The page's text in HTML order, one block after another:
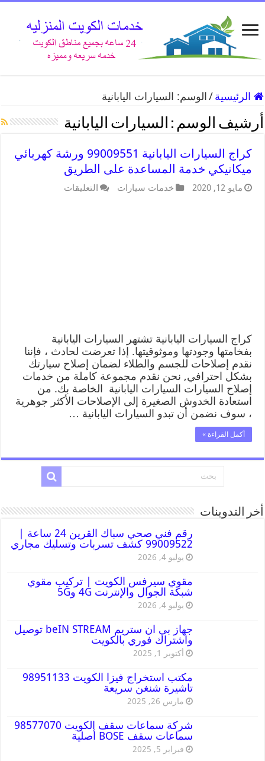
الرئيسية / الوسم: السيارات اليابانية
أرشيف الوسم : السيارات اليابانية
كراج السيارات اليابانية 99009551 ورشة كهربائي
ميكانيكي خدمة المساعدة على الطريق
مايو 12, 2020 خدمات سيارات التعليقات
كراج السيارات اليابانية تشتهر السيارات اليابانية
بفخامتها وجودتها وموثوقيتها. إذا تعرضت لحادث ، فإننا
نقدم إصلاحات للجسم والطلاء لضمان إصلاح سيارتك
بشكل احترافي, نحن نقدم مجموعة كاملة من خدمات
إصلاح السيارات السيارات اليابانية الخاصة بك. من
استعادة الخدوش الصغيرة إلى الإصلاحات الأكثر جوهرية
، سوف نضمن أن تبدو السيارات اليابانية …
أكمل القراءة »
أخر التدوينات
رقم فني صحي سباك القرين 24 ساعة |
99009522 كشف تسربات وتسليك مجاري
يوليو 4, 2026
مقوي سيرفس الكويت | تركيب مقوي
شبكة الجوال والإنترنت 4G و5G
يوليو 4, 2026
جهاز بي ان ستريم beIN STREAM توصيل
واشتراك فوري بالكويت
أكتوبر 1, 2025
مكتب استخراج فيزا الكويت 98951133
تاشيرة شنغن سريعة
مارس 26, 2025
شركة سماعات سقف الكويت 98577070
سماعات سقف BOSE أصلية
فبراير 5, 2025